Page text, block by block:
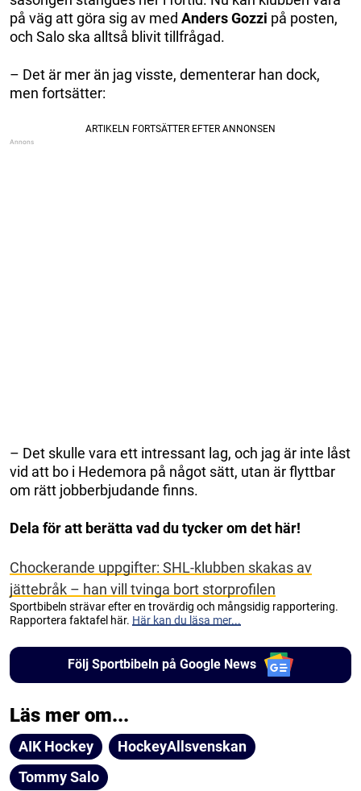
på väg att göra sig av med AndersGozzi på posten,
och Salo ska alltså blivit tillfrågad.
– Det är mer än jag visste, dementerar han dock,
men fortsätter:
– Det skulle vara ett intressant lag, och jag är inte låst
vid att bo i Hedemora på något sätt, utan är flyttbar
om rätt jobberbjudande finns.
Dela för att berätta vad du tycker om det här!
Chockerande uppgifter: SHL-klubben skakas av
jättebråk – han vill tvinga bort storprofilen
Sportbibeln strävar efter en trovärdig och mångsidig rapportering.
Rapportera faktafel här. Här kan du läsa mer...
Följ Sportbibeln på Google News
Läs mer om...
AIK Hockey
HockeyAllsvenskan
Tommy Salo